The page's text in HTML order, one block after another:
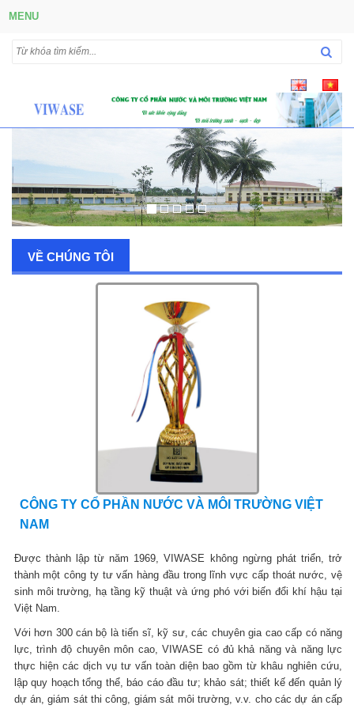
MENU
VỀ CHÚNG TÔI
CÔNG TY CỔ PHẦN NƯỚC VÀ MÔI TRƯỜNG VIỆT
NAM
Được thành lập từ năm 1969, VIWASE không ngừng phát triển, trở
thành một công ty tư vấn hàng đầu trong lĩnh vực cấp thoát nước, vệ
sinh môi trường, hạ tầng kỹ thuật và ứng phó với biến đổi khí hậu tại
Việt Nam.
Với hơn 300 cán bộ là tiến sĩ, kỹ sư, các chuyên gia cao cấp có năng
lực, trình độ chuyên môn cao, VIWASE có đủ khả năng và năng lực
thực hiện các dịch vụ tư vấn toàn diện bao gồm từ khâu nghiên cứu,
lập quy hoạch tổng thể, báo cáo đầu tư; khảo sát; thiết kế đến quản lý
dự án, giám sát thi công, giám sát môi trường, v.v. cho các dự án cấp